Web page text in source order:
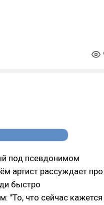
под псевдонимом
артист рассуждает про
быстро
"То, что сейчас кажется